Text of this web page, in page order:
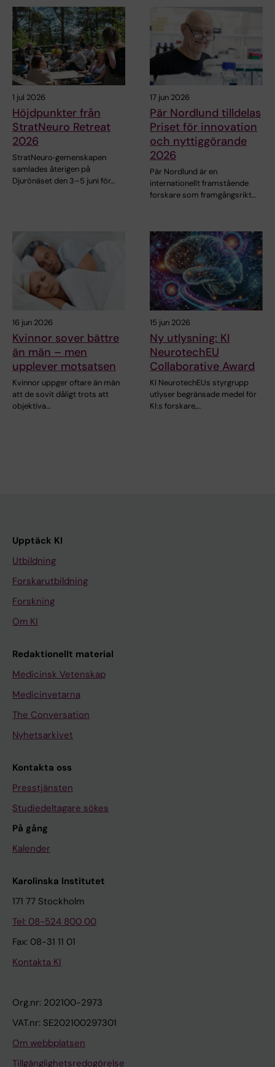
1 jul 2026
Höjdpunkter från
StratNeuro Retreat
2026
StratNeuro‑gemenskapen
samlades återigen på
Djurönäset den 3–5 juni för…
17 jun 2026
Pär Nordlund tilldelas
Priset för innovation
och nyttiggörande
2026
Pär Nordlund är en
internationellt framstående
forskare som framgångsrikt…
16 jun 2026
Kvinnor sover bättre
än män – men
upplever motsatsen
Kvinnor uppger oftare än män
att de sovit dåligt trots att
objektiva…
15 jun 2026
Ny utlysning: KI
NeurotechEU
Collaborative Award
KI NeurotechEUs styrgrupp
utlyser begränsade medel för
KI:s forskare,…
Upptäck KI
Utbildning
Forskarutbildning
Forskning
Om KI
Redaktionellt material
Medicinsk Vetenskap
Medicinvetarna
The Conversation
Nyhetsarkivet
Kontakta oss
Presstjänsten
Studiedeltagare sökes
På gång
Kalender
Karolinska Institutet
171 77 Stockholm
Tel: 08-524 800 00
Fax: 08-31 11 01
Kontakta KI
Org.nr: 202100-2973
VAT.nr: SE202100297301
Om webbplatsen
Tillgänglighetsredogörelse